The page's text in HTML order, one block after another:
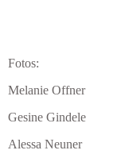
Fotos:
Melanie Offner
Gesine Gindele
Alessa Neuner